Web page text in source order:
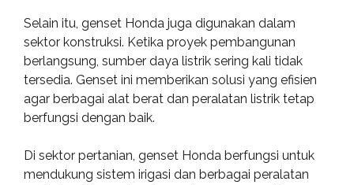
Selain itu, genset Honda juga digunakan dalam
sektor konstruksi. Ketika proyek pembangunan
berlangsung, sumber daya listrik sering kali tidak
tersedia. Genset ini memberikan solusi yang efisien
agar berbagai alat berat dan peralatan listrik tetap
berfungsi dengan baik.
Di sektor pertanian, genset Honda berfungsi untuk
mendukung sistem irigasi dan berbagai peralatan